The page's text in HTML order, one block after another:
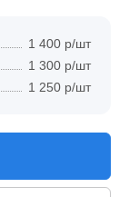
1 400 р/шт
1 300 р/шт
1 250 р/шт